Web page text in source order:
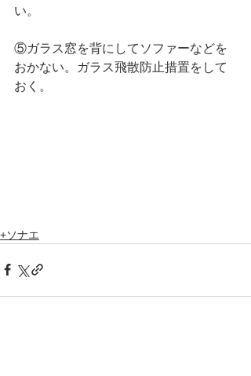
い。
⑤ガラス窓を背にしてソファーなどを
おかない。ガラス飛散防止措置をして
おく。
+ソナエ